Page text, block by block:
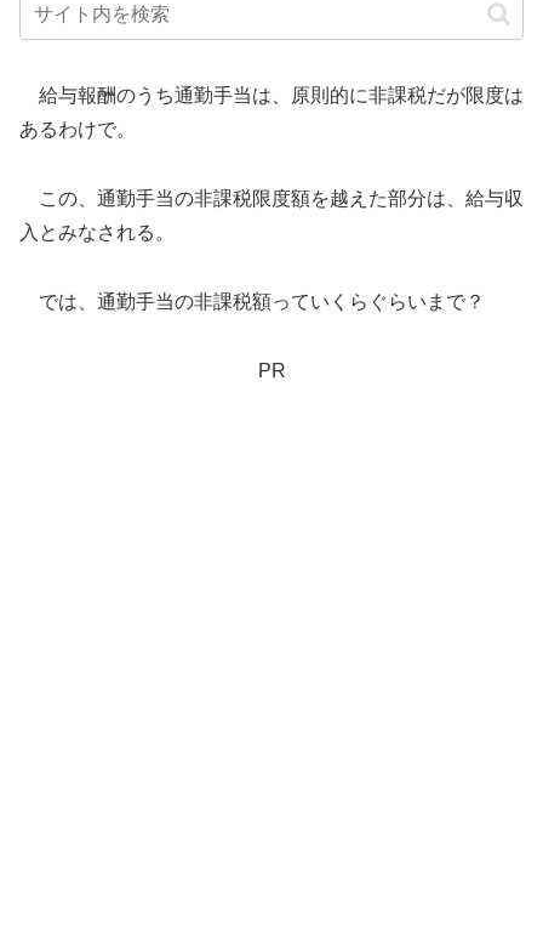
給与報酬のうち通勤手当は、原則的に非課税だが限度は
あるわけで。
この、通勤手当の非課税限度額を越えた部分は、給与収
入とみなされる。
では、通勤手当の非課税額っていくらぐらいまで？
PR